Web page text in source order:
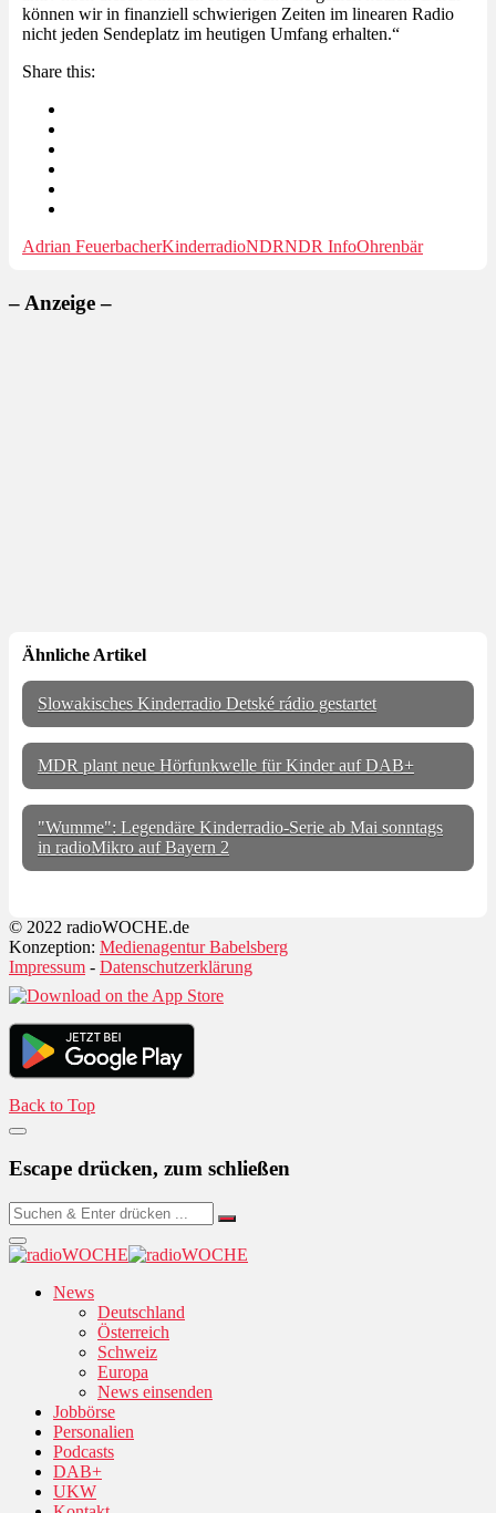
können wir in finanziell schwierigen Zeiten im linearen Radio
nicht jeden Sendeplatz im heutigen Umfang erhalten.“
Share this:
Adrian FeuerbacherKinderradioNDRNDR InfoOhrenbär
– Anzeige –
Ähnliche Artikel
Slowakisches Kinderradio Detské rádio gestartet
MDR plant neue Hörfunkwelle für Kinder auf DAB+
"Wumme": Legendäre Kinderradio-Serie ab Mai sonntags
in radioMikro auf Bayern 2
© 2022 radioWOCHE.de
Konzeption: Medienagentur Babelsberg
Impressum - Datenschutzerklärung
Back to Top
Escape drücken, zum schließen
News
Deutschland
Österreich
Schweiz
Europa
News einsenden
Jobbörse
Personalien
Podcasts
DAB+
UKW